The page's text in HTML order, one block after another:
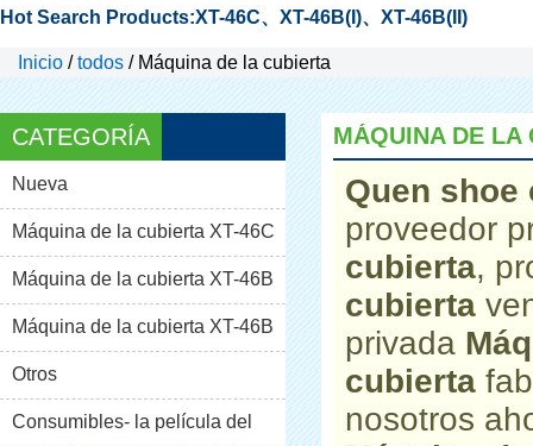
Hot Search Products:XT-46C、 XT-46B(I)、 XT-46B(II)
Inicio /todos / Máquina de la cubierta
CATEGORÍA
Nueva
Máquina de la cubierta XT-46C
Máquina de la cubierta XT-46B
(i)Máquina de la cubierta XT-46B
(II)
Otros
Consumibles- la película del
MÁQUINA DE LA
Quen
proveedor
cubierta,
cubierta
privada
cubierta
nosotros